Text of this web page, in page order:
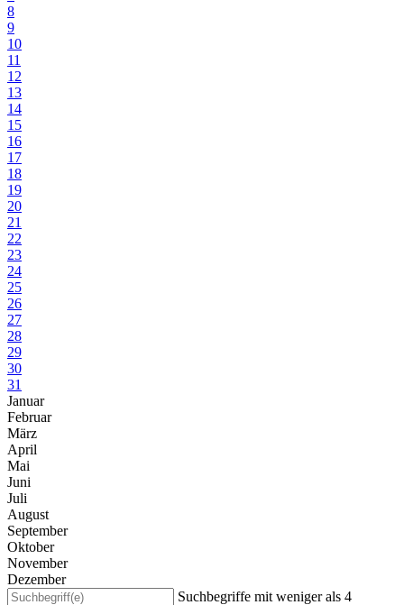
8
9
10
11
12
13
14
15
16
17
18
19
20
21
22
23
24
25
26
27
28
29
30
31
Januar
Februar
März
April
Mai
Juni
Juli
August
September
Oktober
November
Dezember
Suchbegriffe mit weniger als 4